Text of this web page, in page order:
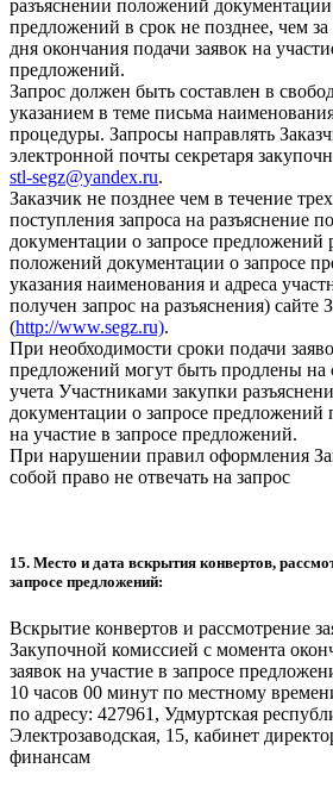
разъяснении положений документации
предложений в срок не позднее, чем
дня окончания подачи заявок на
предложений.
Запрос должен быть составлен в
указанием в теме письма
процедуры. Запросы направлять
электронной почты секретаря
stl-segz@yandex.ru.
Заказчик не позднее чем в течение
поступления запроса на разъяснение
документации о запросе предложений
положений документации о запросе
указания наименования и адреса
получен запрос на разъяснения) сайте
(http://www.segz.ru).
При необходимости сроки подачи
предложений могут быть продлены на
учета Участниками закупки
документации о запросе предложений
на участие в запросе предложений.
При нарушении правил оформления
собой право не отвечать на запрос
15. Место и дата вскрытия конвертов,
запросе предложений:
Вскрытие конвертов и рассмотрение
Закупочной комиссией с момента
заявок на участие в запросе
10 часов 00 минут по местному
по адресу: 427961, Удмуртская
Электрозаводская, 15, кабинет
финансам